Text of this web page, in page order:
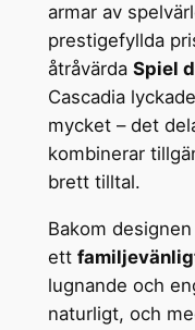
armar av
prestigefyllda
åtråvärda Spiel
Cascadia
mycket – det
kombinerar
brett tilltal.
Bakom
ett
lugnande och
naturligt, och